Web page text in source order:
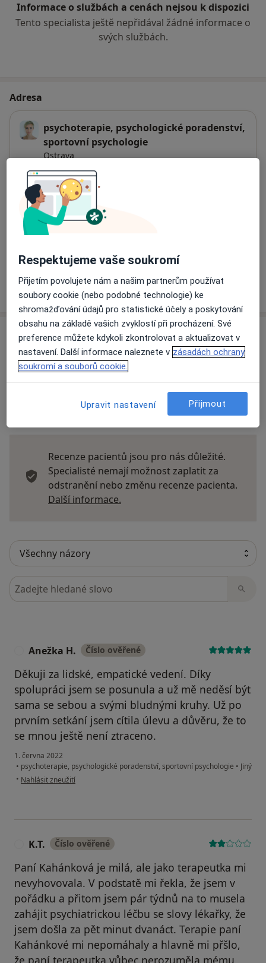
Informace o službách a cenách nejsou k dispozici
Tento specialista ještě nepřidával žádné informace o
svých službách.
Adresa
psychoterapie, psychologické poradenství,
sportovní psychologie
Ostrava
Dostupnost
Na této adrese online kalendář není aktivní
Víceo adrese
Názory
Přidejte svůj názor
Recenze pacientů jsou pro nás důležité.
Specialisté nemají možnost zaplatit za
odstranění nebo změnu recenze pacienta.
Další informace.
Hledejte v názorech
Anežka H. Číslo ověřené
Děkuji za lidské, empatické vedení. Díky
spolupráci jsem se posunula a už mě neděsí být
sama se sebou a svými bludnými kruhy. Už po
prvním setkání jsem cítila úlevu a důvěru, že to
se mnou ještě není ztraceno.
1. června 2022
• psychoterapie, psychologické poradenství, sportovní psychologie • Jiný
• podle názoru uživatele Anežka H.
Nahlásit zneužití
K.T. Číslo ověřené
Paní Kahánková je milá, ale jako terapeutka mi
nevyhovovala. V podstatě mi řekla, že jsem v
pořádku a přitom jsem pár týdnů na to musela
zahájit psychiatrickou léčbu se slovy lékařky, že
jsem došla za pět minut dvanáct. Terapie paní
Kahánkové mi nepomáhaly a hlavně mi přšlo,
Respektujeme vaše soukromí
Přijetím povolujete nám a našim partnerům používat
soubory cookie (nebo podobné technologie) ke
shromažďování údajů pro statistické účely a poskytování
obsahu na základě vašich zvyklostí při procházení. Své
preference můžete kdykoli zkontrolovat a aktualizovat v
nastavení. Další informace naleznete v zásadách ochrany
soukromí a souborů cookie.
Upravit nastavení Přijmout